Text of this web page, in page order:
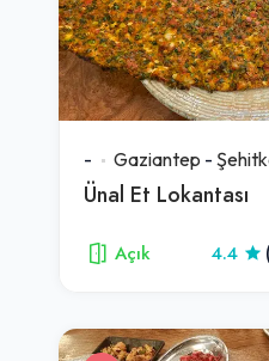
- Gaziantep -
Ünal Et Lokantası
Açık 4.4